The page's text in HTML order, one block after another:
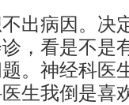
出病因。决
，看是不是
。神经科医
生我倒是喜